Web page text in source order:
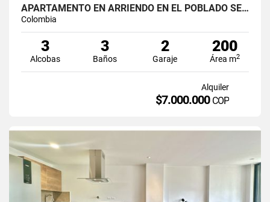
APARTAMENTO EN ARRIENDO EN EL POBLADO SECTOR LOS PARRA
Colombia
3
Alcobas
3
Baños
2
Garaje
200
Área m2
Alquiler
$7.000.000 COP